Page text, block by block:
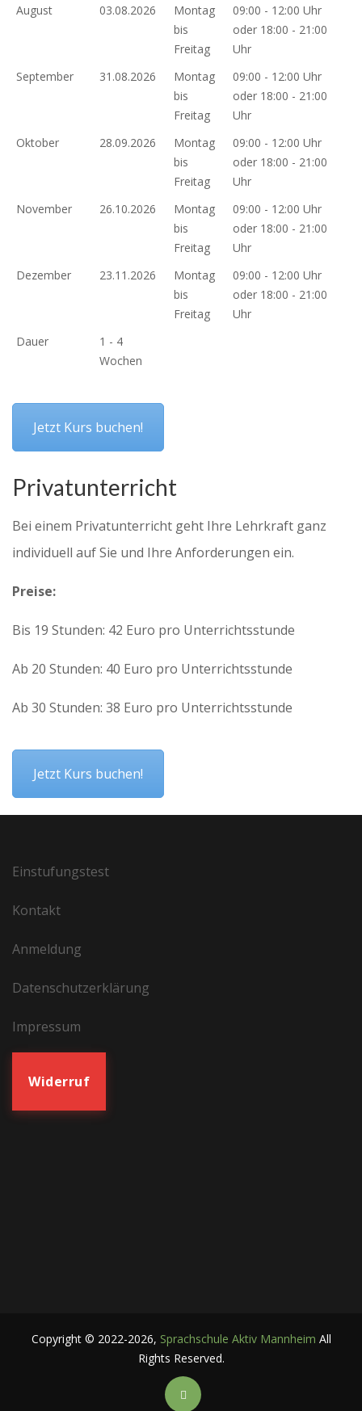
August
03.08.2026
Montag
bis
Freitag
09:00 - 12:00 Uhr
oder 18:00 - 21:00
Uhr
September
31.08.2026
Montag
bis
Freitag
09:00 - 12:00 Uhr
oder 18:00 - 21:00
Uhr
Oktober
28.09.2026
Montag
bis
Freitag
09:00 - 12:00 Uhr
oder 18:00 - 21:00
Uhr
November
26.10.2026
Montag
bis
Freitag
09:00 - 12:00 Uhr
oder 18:00 - 21:00
Uhr
Dezember
23.11.2026
Montag
bis
Freitag
09:00 - 12:00 Uhr
oder 18:00 - 21:00
Uhr
Dauer
1 - 4
Wochen
Jetzt Kurs buchen!
Privatunterricht
Bei einem Privatunterricht geht Ihre Lehrkraft ganz
individuell auf Sie und Ihre Anforderungen ein.
Preise:
Bis 19 Stunden: 42 Euro pro Unterrichtsstunde
Ab 20 Stunden: 40 Euro pro Unterrichtsstunde
Ab 30 Stunden: 38 Euro pro Unterrichtsstunde
Jetzt Kurs buchen!
Einstufungstest
Kontakt
Anmeldung
Datenschutzerklärung
Impressum
Widerruf
Copyright © 2022-2026, Sprachschule Aktiv Mannheim All
Rights Reserved.